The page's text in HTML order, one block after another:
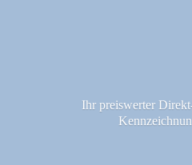
Ihr preiswerter